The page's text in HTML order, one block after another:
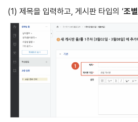
(1) 제목을 입력하고, 게시판 타입의 ‘조별